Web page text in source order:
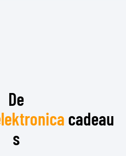
De
cadeau
s